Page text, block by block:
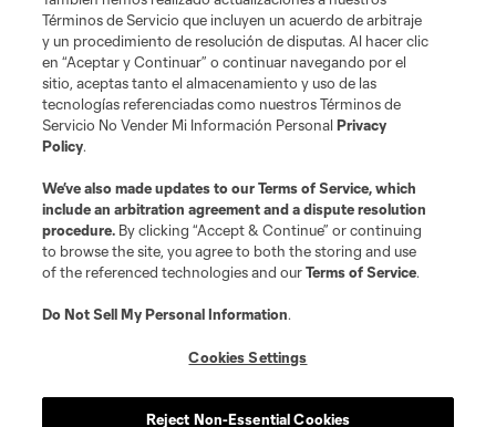
registered trademarks of Major League Soccer, L.L.C. (“MLS”). The names
and logos of MLS teams are registered and/or common law trademarks of
MLS or are used with the permission of their owners. Any unauthorized use
is forbidden.
Términos de Servicio que incluyen un acuerdo de arbitraje
y un procedimiento de resolución de disputas. Al hacer clic
en “Aceptar y Continuar” o continuar navegando por el
sitio, aceptas tanto el almacenamiento y uso de las
tecnologías referenciadas como nuestros Términos de
Servicio No Vender Mi Información PersonalPrivacy
Policy.
We’ve also made updates to ourTerms of Service, which
include an arbitration agreement and a dispute resolution
procedure. By clicking “Accept & Continue” or continuing
to browse the site, you agree to both the storing and use
of the referenced technologies and ourTerms of Service.
Do Not Sell My Personal Information.
Cookies Settings
Reject Non-Essential Cookies